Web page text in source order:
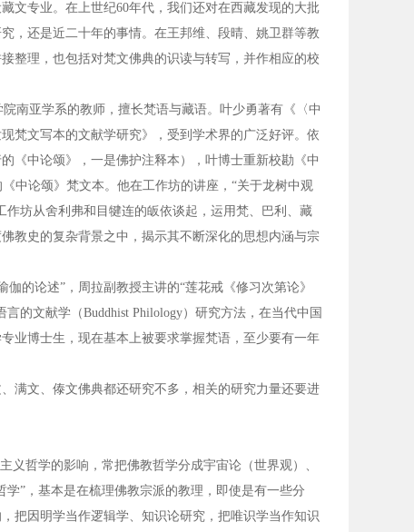
文专业。在上世纪60年代，我们还对在西藏发现的大批
，还是近二十年的事情。在王邦维、段晴、姚卫群等教
整理，也包括对梵文佛典的识读与转写，并作相应的校
南亚学系的教师，擅长梵语与藏语。叶少勇著有《〈中
梵文写本的文献学研究》，受到学术界的广泛好评。依
《中论颂》，一是佛护注释本），叶博士重新校勘《中
中论颂》梵文本。他在工作坊的讲座，“关于龙树中观
坊从舍利弗和目犍连的皈依谈起，运用梵、巴利、藏
教史的复杂背景之中，揭示其不断深化的思想内涵与宗
的论述”，周拉副教授主讲的“莲花戒《修习次第论》
的文献学（Buddhist Philology）研究方法，在当代中国
业博士生，现在基本上被要求掌握梵语，至少要有一年
满文、傣文佛典都还研究不多，相关的研究力量还要进
哲学的影响，常把佛教哲学分成宇宙论（世界观）、
”，基本是在梳理佛教宗派的教理，即使是有一些分
把因明学当作逻辑学、知识论研究，把唯识学当作知识